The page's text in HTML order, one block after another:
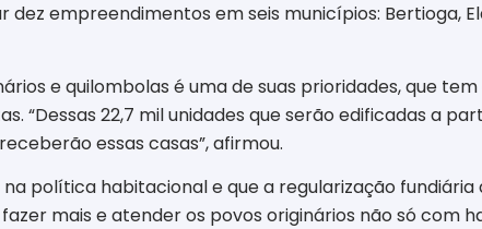
empreendimentos em seis municípios: Bertioga,
e quilombolas é uma de suas prioridades, que
“Dessas 22,7 mil unidades que serão edificadas a
essas casas”, afirmou.
política habitacional e que a regularização fundiária
mais e atender os povos originários não só com